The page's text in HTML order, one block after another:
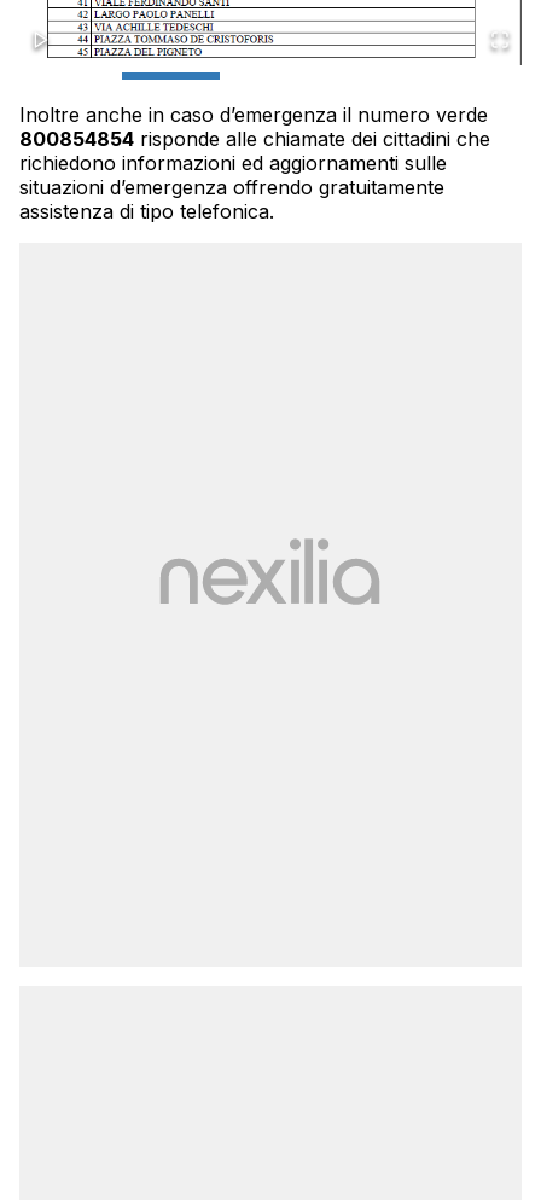
Inoltre anche in caso d’emergenza il numero verde
800854854 risponde alle chiamate dei cittadini che
richiedono informazioni ed aggiornamenti sulle
situazioni d’emergenza offrendo gratuitamente
assistenza di tipo telefonica.